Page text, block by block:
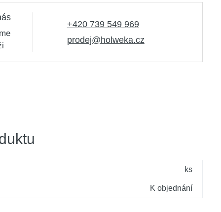
+420 739 549 969
prodej@holweka.cz
ks
K objednání